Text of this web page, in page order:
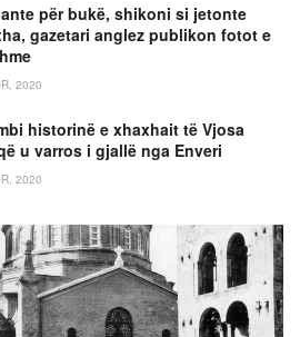
për bukë, shikoni si jetonte
gazetari anglez publikon fotot e
2020
historinë e xhaxhait të Vjosa
u varros i gjallë nga Enveri
2020